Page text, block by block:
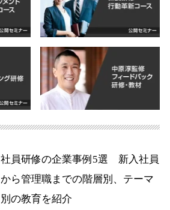
社員研修の企業事例5選 新入社員
から管理職までの階層別、テーマ
別の教育を紹介